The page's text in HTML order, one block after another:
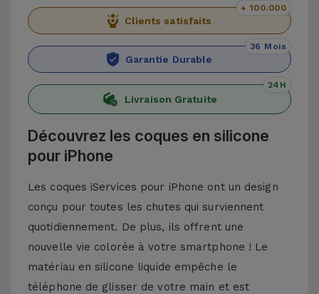
Clients satisfaits
+ 100.000
Garantie Durable
36 Mois
Livraison Gratuite
24H
Découvrez les coques en silicone
pour iPhone
Les coques iServices pour iPhone ont un design
conçu pour toutes les chutes qui surviennent
quotidiennement. De plus, ils offrent une
nouvelle vie colorée à votre smartphone ! Le
matériau en silicone liquide empêche le
téléphone de glisser de votre main et est